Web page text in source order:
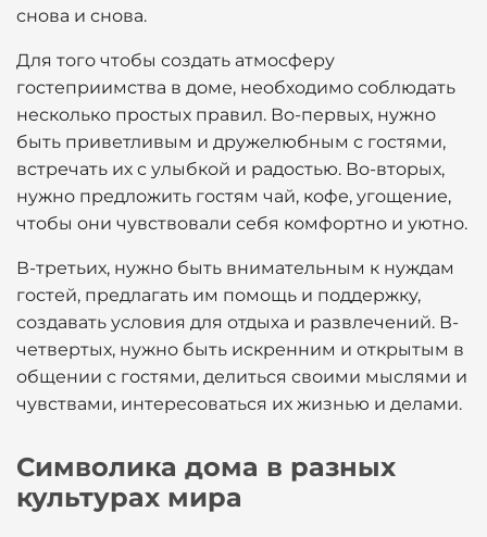
снова и снова.
Для того чтобы создать атмосферу
гостеприимства в доме, необходимо соблюдать
несколько простых правил. Во-первых, нужно
быть приветливым и дружелюбным с гостями,
встречать их с улыбкой и радостью. Во-вторых,
нужно предложить гостям чай, кофе, угощение,
чтобы они чувствовали себя комфортно и уютно.
В-третьих, нужно быть внимательным к нуждам
гостей, предлагать им помощь и поддержку,
создавать условия для отдыха и развлечений. В-
четвертых, нужно быть искренним и открытым в
общении с гостями, делиться своими мыслями и
чувствами, интересоваться их жизнью и делами.
Символика дома в разных
культурах мира